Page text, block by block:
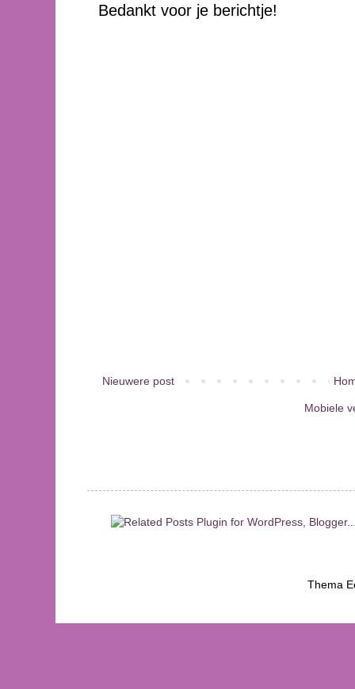
Bedankt voor je berichtje!
Nieuwere post
Mobiele
Thema